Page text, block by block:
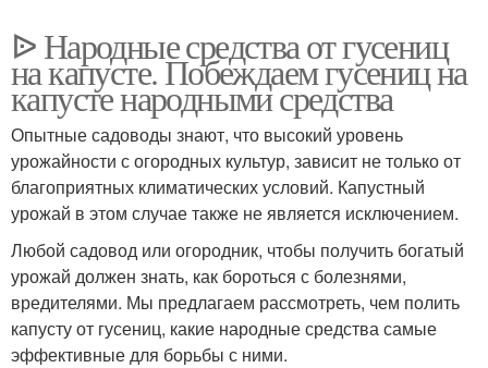
ᐉ Народные средства от гусениц
на капусте. Побеждаем гусениц на
капусте народными средства
Опытные садоводы знают, что высокий уровень
урожайности с огородных культур, зависит не только от
благоприятных климатических условий. Капустный
урожай в этом случае также не является исключением.
Любой садовод или огородник, чтобы получить богатый
урожай должен знать, как бороться с болезнями,
вредителями. Мы предлагаем рассмотреть, чем полить
капусту от гусениц, какие народные средства самые
эффективные для борьбы с ними.